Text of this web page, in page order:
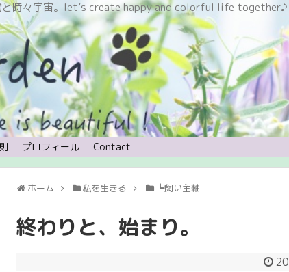
と時々宇宙。let’s create happy and colorful life together♪
プロフィール Contact
ホーム 私を生きる ┗飼い主軸
終わりと、始まり。